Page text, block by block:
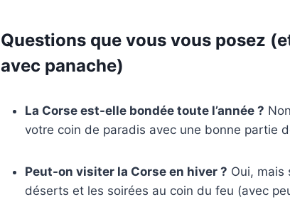
Questions que vous vous posez
avec panache)
La Corse est-elle bondée toute l’année ?
votre coin de paradis avec une bonne partie
Peut-on visiter la Corse en hiver ? Oui, mais
déserts et les soirées au coin du feu (avec